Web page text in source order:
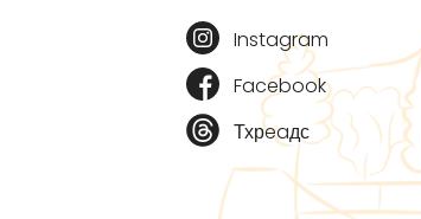
Instagram
Facebook
Тхрeaдс